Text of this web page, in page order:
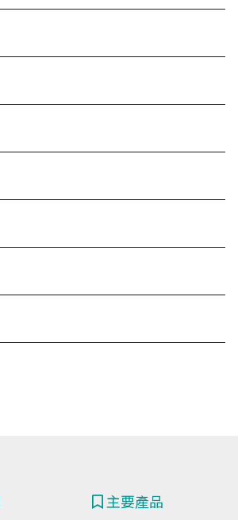
主要產品